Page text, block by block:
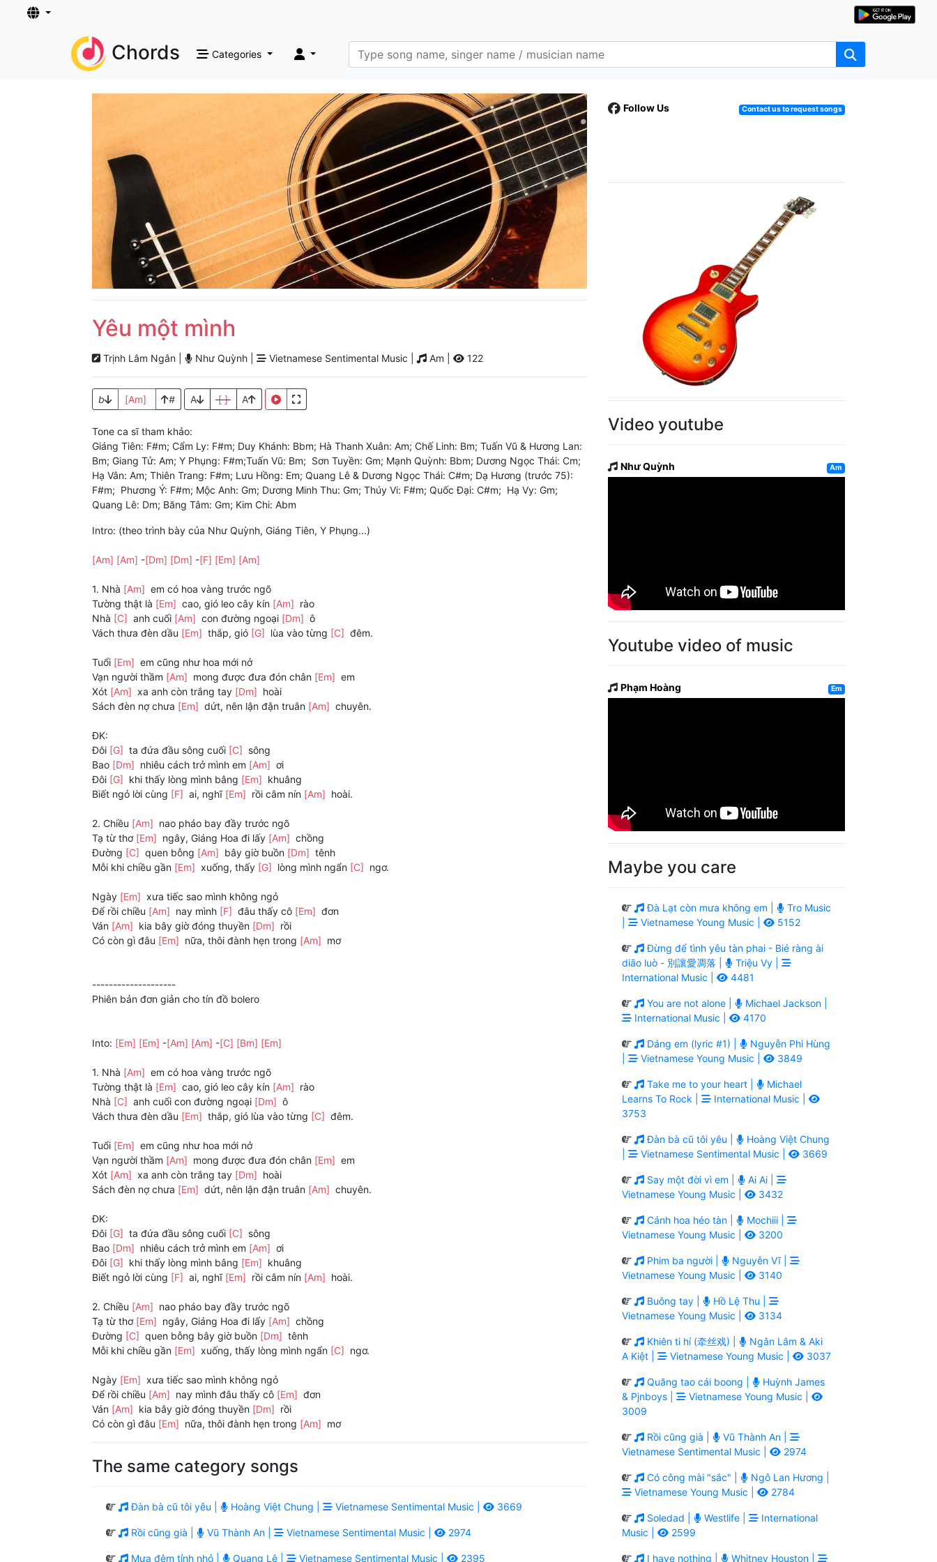
Chords Categories
Yêu một mình
Trịnh Lâm Ngân | Như Quỳnh | Vietnamese Sentimental Music | Am | 122
b [Am] # A [ ] A
Tone ca sĩ tham khảo:
Giáng Tiên: F#m; Cẩm Ly: F#m; Duy Khánh: Bbm; Hà Thanh Xuân: Am; Chế Linh: Bm; Tuấn Vũ & Hương Lan:
Bm; Giang Tử: Am; Y Phụng: F#m;Tuấn Vũ: Bm; Sơn Tuyền: Gm; Mạnh Quỳnh: Bbm; Dương Ngọc Thái: Cm;
Hạ Vân: Am; Thiên Trang: F#m; Lưu Hồng: Em; Quang Lê & Dương Ngọc Thái: C#m; Dạ Hương (trước 75):
F#m; Phương Ý: F#m; Mộc Anh: Gm; Dương Minh Thu: Gm; Thúy Vi: F#m; Quốc Đại: C#m; Hạ Vy: Gm;
Quang Lê: Dm; Băng Tâm: Gm; Kim Chi: Abm
Intro: (theo trình bày của Như Quỳnh, Giáng Tiên, Y Phụng...)
[Am] [Am] -[Dm] [Dm] -[F] [Em] [Am]
1. Nhà [Am] em có hoa vàng trước ngõ
Tường thật là [Em] cao, gió leo cây kín [Am] rào
Nhà [C] anh cuối [Am] con đường ngoại [Dm] ô
Vách thưa đèn dầu [Em] thắp, gió [G] lùa vào từng [C] đêm.
Tuổi [Em] em cũng như hoa mới nở
Vạn người thầm [Am] mong được đưa đón chân [Em] em
Xót [Am] xa anh còn trắng tay [Dm] hoài
Sách đèn nợ chưa [Em] dứt, nên lận đận truân [Am] chuyên.
ĐK:
Đôi [G] ta đứa đầu sông cuối [C] sông
Bao [Dm] nhiêu cách trở mình em [Am] ơi
Đôi [G] khi thấy lòng mình bâng [Em] khuâng
Biết ngỏ lời cùng [F] ai, nghĩ [Em] rồi câm nín [Am] hoài.
2. Chiều [Am] nao pháo bay đầy trước ngõ
Tạ từ thơ [Em] ngây, Giáng Hoa đi lấy [Am] chồng
Đường [C] quen bỗng [Am] bây giờ buồn [Dm] tênh
Mỗi khi chiều gần [Em] xuống, thấy [G] lòng mình ngẩn [C] ngơ.
Ngày [Em] xưa tiếc sao mình không ngỏ
Để rồi chiều [Am] nay mình [F] đâu thấy cô [Em] đơn
Ván [Am] kia bây giờ đóng thuyền [Dm] rồi
Có còn gì đâu [Em] nữa, thôi đành hẹn trong [Am] mơ
--------------------
Phiên bản đơn giản cho tín đồ bolero
Into: [Em] [Em] -[Am] [Am] -[C] [Bm] [Em]
1. Nhà [Am] em có hoa vàng trước ngõ
Tường thật là [Em] cao, gió leo cây kín [Am] rào
Nhà [C] anh cuối con đường ngoại [Dm] ô
Vách thưa đèn dầu [Em] thắp, gió lùa vào từng [C] đêm.
Tuổi [Em] em cũng như hoa mới nở
Vạn người thầm [Am] mong được đưa đón chân [Em] em
Xót [Am] xa anh còn trắng tay [Dm] hoài
Sách đèn nợ chưa [Em] dứt, nên lận đận truân [Am] chuyên.
ĐK:
Đôi [G] ta đứa đầu sông cuối [C] sông
Bao [Dm] nhiêu cách trở mình em [Am] ơi
Đôi [G] khi thấy lòng mình bâng [Em] khuâng
Biết ngỏ lời cùng [F] ai, nghĩ [Em] rồi câm nín [Am] hoài.
2. Chiều [Am] nao pháo bay đầy trước ngõ
Tạ từ thơ [Em] ngây, Giáng Hoa đi lấy [Am] chồng
Đường [C] quen bỗng bây giờ buồn [Dm] tênh
Mỗi khi chiều gần [Em] xuống, thấy lòng mình ngẩn [C] ngơ.
Ngày [Em] xưa tiếc sao mình không ngỏ
Để rồi chiều [Am] nay mình đâu thấy cô [Em] đơn
Ván [Am] kia bây giờ đóng thuyền [Dm] rồi
Có còn gì đâu [Em] nữa, thôi đành hẹn trong [Am] mơ
The same category songs
Đàn bà cũ tôi yêu | Hoàng Việt Chung | Vietnamese Sentimental Music | 3669
Rồi cũng già | Vũ Thành An | Vietnamese Sentimental Music | 2974
Mưa đêm tỉnh nhỏ | Quang Lê | Vietnamese Sentimental Music | 2395
Follow Us Contact us to request songs
Video youtube
Như Quỳnh Am
Youtube video of music
Phạm Hoàng Em
Maybe you care
Đà Lạt còn mưa không em |
Tro Music
Vietnamese Young Music | 5152
Đừng để tình yêu tàn phai - Bié ràng ài
diāo luò - 別讓愛凋落 |
Triệu Vy |
International Music |
4481
You are not alone |
Michael Jackson |
International Music |
4170
Dáng em (lyric #1) |
Nguyễn Phi Hùng
Vietnamese Young Music | 3849
Take me to your heart |
Michael
Learns To Rock |
International Music |
3753
Đàn bà cũ tôi yêu |
Hoàng Việt Chung
Vietnamese Sentimental Music | 3669
Say một đời vì em |
Ai Ai |
Vietnamese Young Music |
3432
Cánh hoa héo tàn |
Mochiii |
Vietnamese Young Music |
3200
Phim ba người |
Nguyễn Vĩ |
Vietnamese Young Music |
3140
Buông tay |
Hồ Lệ Thu |
Vietnamese Young Music |
3134
Khiên ti hí (牵丝戏) |
Ngân Lâm & Aki
A Kiệt |
Vietnamese Young Music | 3037
Quăng tao cái boong |
Huỳnh James
& Pjnboys |
Vietnamese Young Music |
3009
Rồi cũng già |
Vũ Thành An |
Vietnamese Sentimental Music |
2974
Có công mài "sắc" |
Ngô Lan Hương |
Vietnamese Young Music |
2784
Soledad | Westlife |
International
Music |
2599
I have nothing | Whitney Houston |